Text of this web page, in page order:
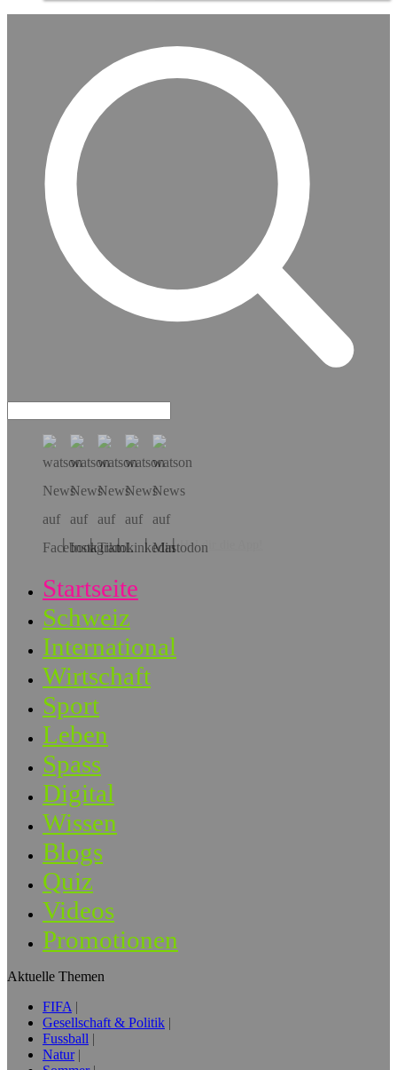
Hol dir die App!
Startseite
Schweiz
International
Wirtschaft
Sport
Leben
Spass
Digital
Wissen
Blogs
Quiz
Videos
Promotionen
Aktuelle Themen
FIFA
Gesellschaft & Politik
Fussball
Natur